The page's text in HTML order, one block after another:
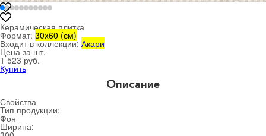
Керамическая плитка
Формат: 30x60 (см)
Входит в коллекции: Акари
Цена за шт.
1 523 руб.
Купить
Описание
Свойства
Тип продукции:
Фон
Ширина: